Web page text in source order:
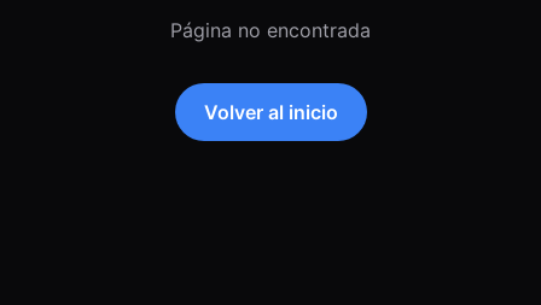
Página no encontrada
Volver al inicio